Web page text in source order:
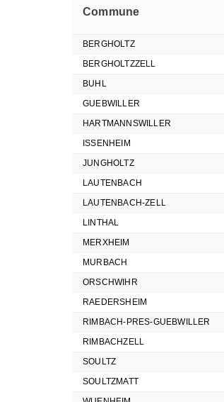
Commune
BERGHOLTZ
BERGHOLTZZELL
BUHL
GUEBWILLER
HARTMANNSWILLER
ISSENHEIM
JUNGHOLTZ
LAUTENBACH
LAUTENBACH-ZELL
LINTHAL
MERXHEIM
MURBACH
ORSCHWIHR
RAEDERSHEIM
RIMBACH-PRES-GUEBWILLER
RIMBACHZELL
SOULTZ
SOULTZMATT